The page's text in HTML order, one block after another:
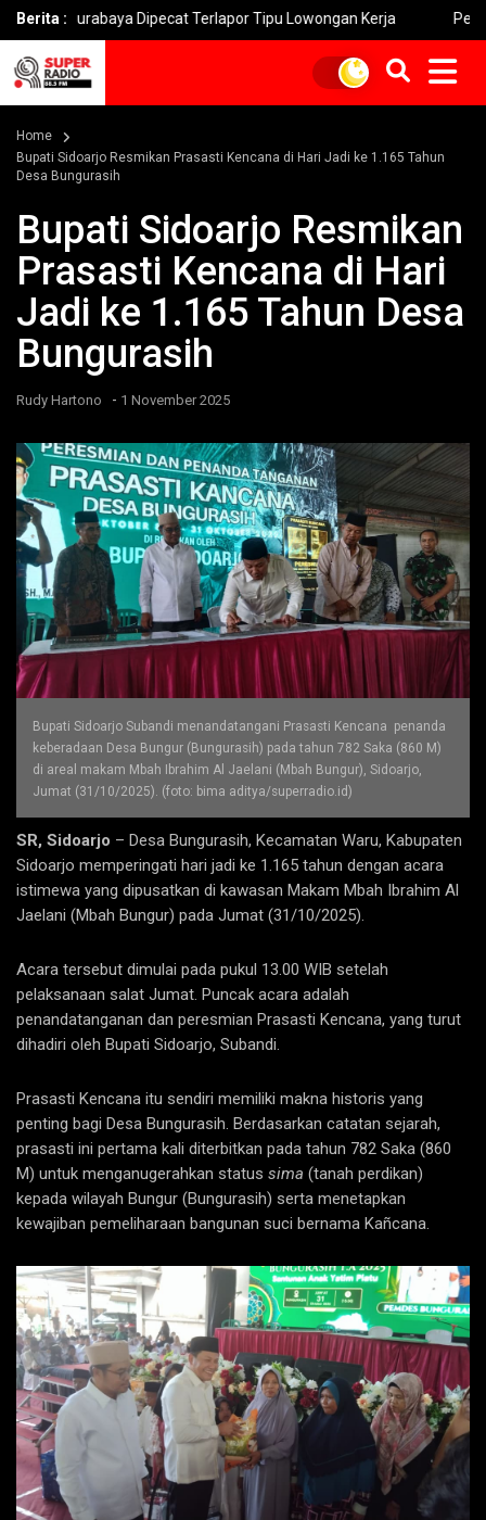
Berita :Dipecat Terlapor Tipu Lowongan Kerja Penipuan
Home
Bupati Sidoarjo Resmikan Prasasti Kencana di Hari Jadi ke 1.165 Tahun
Desa Bungurasih
Bupati Sidoarjo Resmikan
Prasasti Kencana di Hari
Jadi ke 1.165 Tahun Desa
Bungurasih
Rudy Hartono - 1 November 2025
Bupati Sidoarjo Subandi menandatangani Prasasti Kencana penanda
keberadaan Desa Bungur (Bungurasih) pada tahun 782 Saka (860 M)
di areal makam Mbah Ibrahim Al Jaelani (Mbah Bungur), Sidoarjo,
Jumat (31/10/2025). (foto: bima aditya/superradio.id)
SR, Sidoarjo – Desa Bungurasih, Kecamatan Waru, Kabupaten
Sidoarjo memperingati hari jadi ke 1.165 tahun dengan acara
istimewa yang dipusatkan di kawasan Makam Mbah Ibrahim Al
Jaelani (Mbah Bungur) pada Jumat (31/10/2025).
Acara tersebut dimulai pada pukul 13.00 WIB setelah
pelaksanaan salat Jumat. Puncak acara adalah
penandatanganan dan peresmian Prasasti Kencana, yang turut
dihadiri oleh Bupati Sidoarjo, Subandi.
Prasasti Kencana itu sendiri memiliki makna historis yang
penting bagi Desa Bungurasih. Berdasarkan catatan sejarah,
prasasti ini pertama kali diterbitkan pada tahun 782 Saka (860
M) untuk menganugerahkan status sima (tanah perdikan)
kepada wilayah Bungur (Bungurasih) serta menetapkan
kewajiban pemeliharaan bangunan suci bernama Kañcana.